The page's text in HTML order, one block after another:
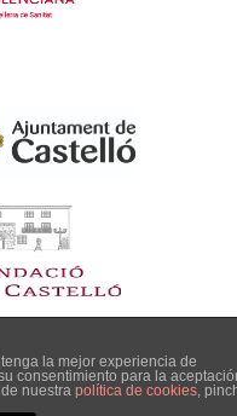
Powered by WordPress
la mejor experiencia de
consentimiento para la
nuestra política de cookies,